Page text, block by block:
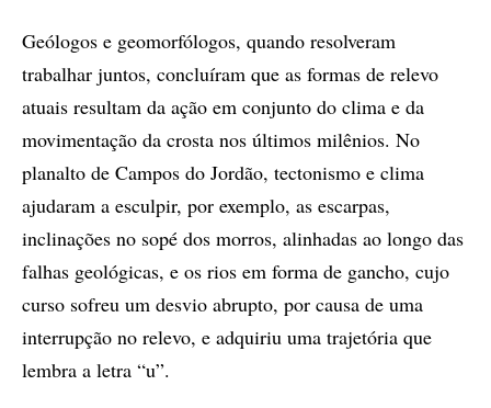
Geólogos e geomorfólogos, quando resolveram
trabalhar juntos, concluíram que as formas de relevo
atuais resultam da ação em conjunto do clima e da
movimentação da crosta nos últimos milênios. No
planalto de Campos do Jordão, tectonismo e clima
ajudaram a esculpir, por exemplo, as escarpas,
inclinações no sopé dos morros, alinhadas ao longo das
falhas geológicas, e os rios em forma de gancho, cujo
curso sofreu um desvio abrupto, por causa de uma
interrupção no relevo, e adquiriu uma trajetória que
lembra a letra “u”.